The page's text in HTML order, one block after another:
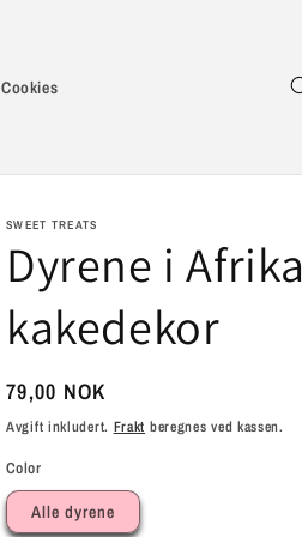
Cookies
SWEET TREATS
Dyrene i Afrika
kakedekor
Vanlig
pris
79,00 NOK
Avgift inkludert. Frakt beregnes ved kassen.
Color
Alle dyrene